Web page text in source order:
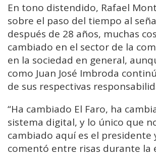
En tono distendido, Rafael
sobre el paso del tiempo al
después de 28 años, muchas
cambiado en el sector de la
en la sociedad en general,
como Juan José Imbroda
de sus respectivas
“Ha cambiado El Faro, ha
sistema digital, y lo único que
cambiado aquí es el presidente
comentó entre risas durante la